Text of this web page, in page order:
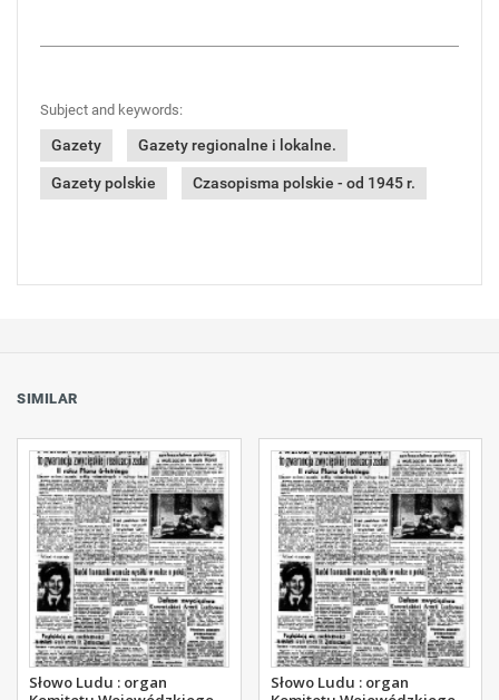
Subject and keywords:
Gazety Gazety regionalne i lokalne.
Gazety polskie Czasopisma polskie - od 1945 r.
SIMILAR
Słowo Ludu : organ
Słowo Ludu : organ